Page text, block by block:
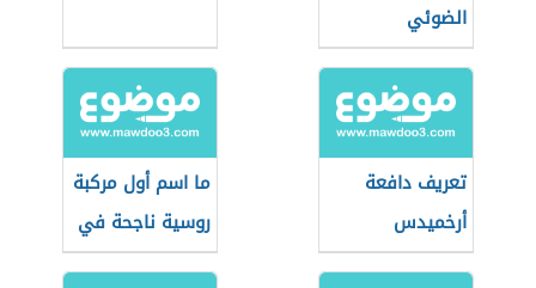
الضوئي
تعريف دافعة
أرخميدس
ما اسم أول مركبة
روسية ناجحة في
التاريخ